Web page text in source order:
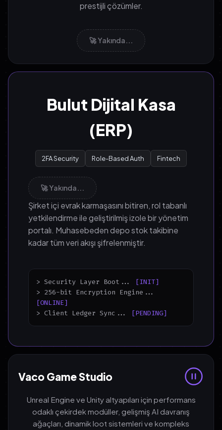
prestijli çözümler.
🚀 Yakında...
Bulut Dijital Kasa
(ERP)
2FA Security Role-Based Auth Fintech
🚀 Yakında...
Şirket içi evrak karmaşasını bitiren, rol tabanlı
yetkilendirme ile geliştirilmiş izole bir yönetim
portalı. Muhasebeden depo stok takibine
kadar tüm veri akışı şifrelenmiştir.
> Security Layer Boot...
[INIT]
> 256-bit Encryption Engine...
[ONLINE]
> Client Ledger Sync...
[PENDING]
Vaco Game Studio
Unreal Engine ve Unity altyapıları için performans
odaklı çekirdek modüller, gelişmiş AI davranış
ağaçları, dinamik loot sistemleri ve kompleks